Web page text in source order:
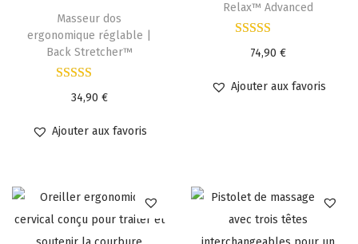
Masseur dos
ergonomique réglable |
Back Stretcher™
34,90 €
Ajouter aux favoris
Relax™ Advanced
74,90€
Ajouter aux favoris